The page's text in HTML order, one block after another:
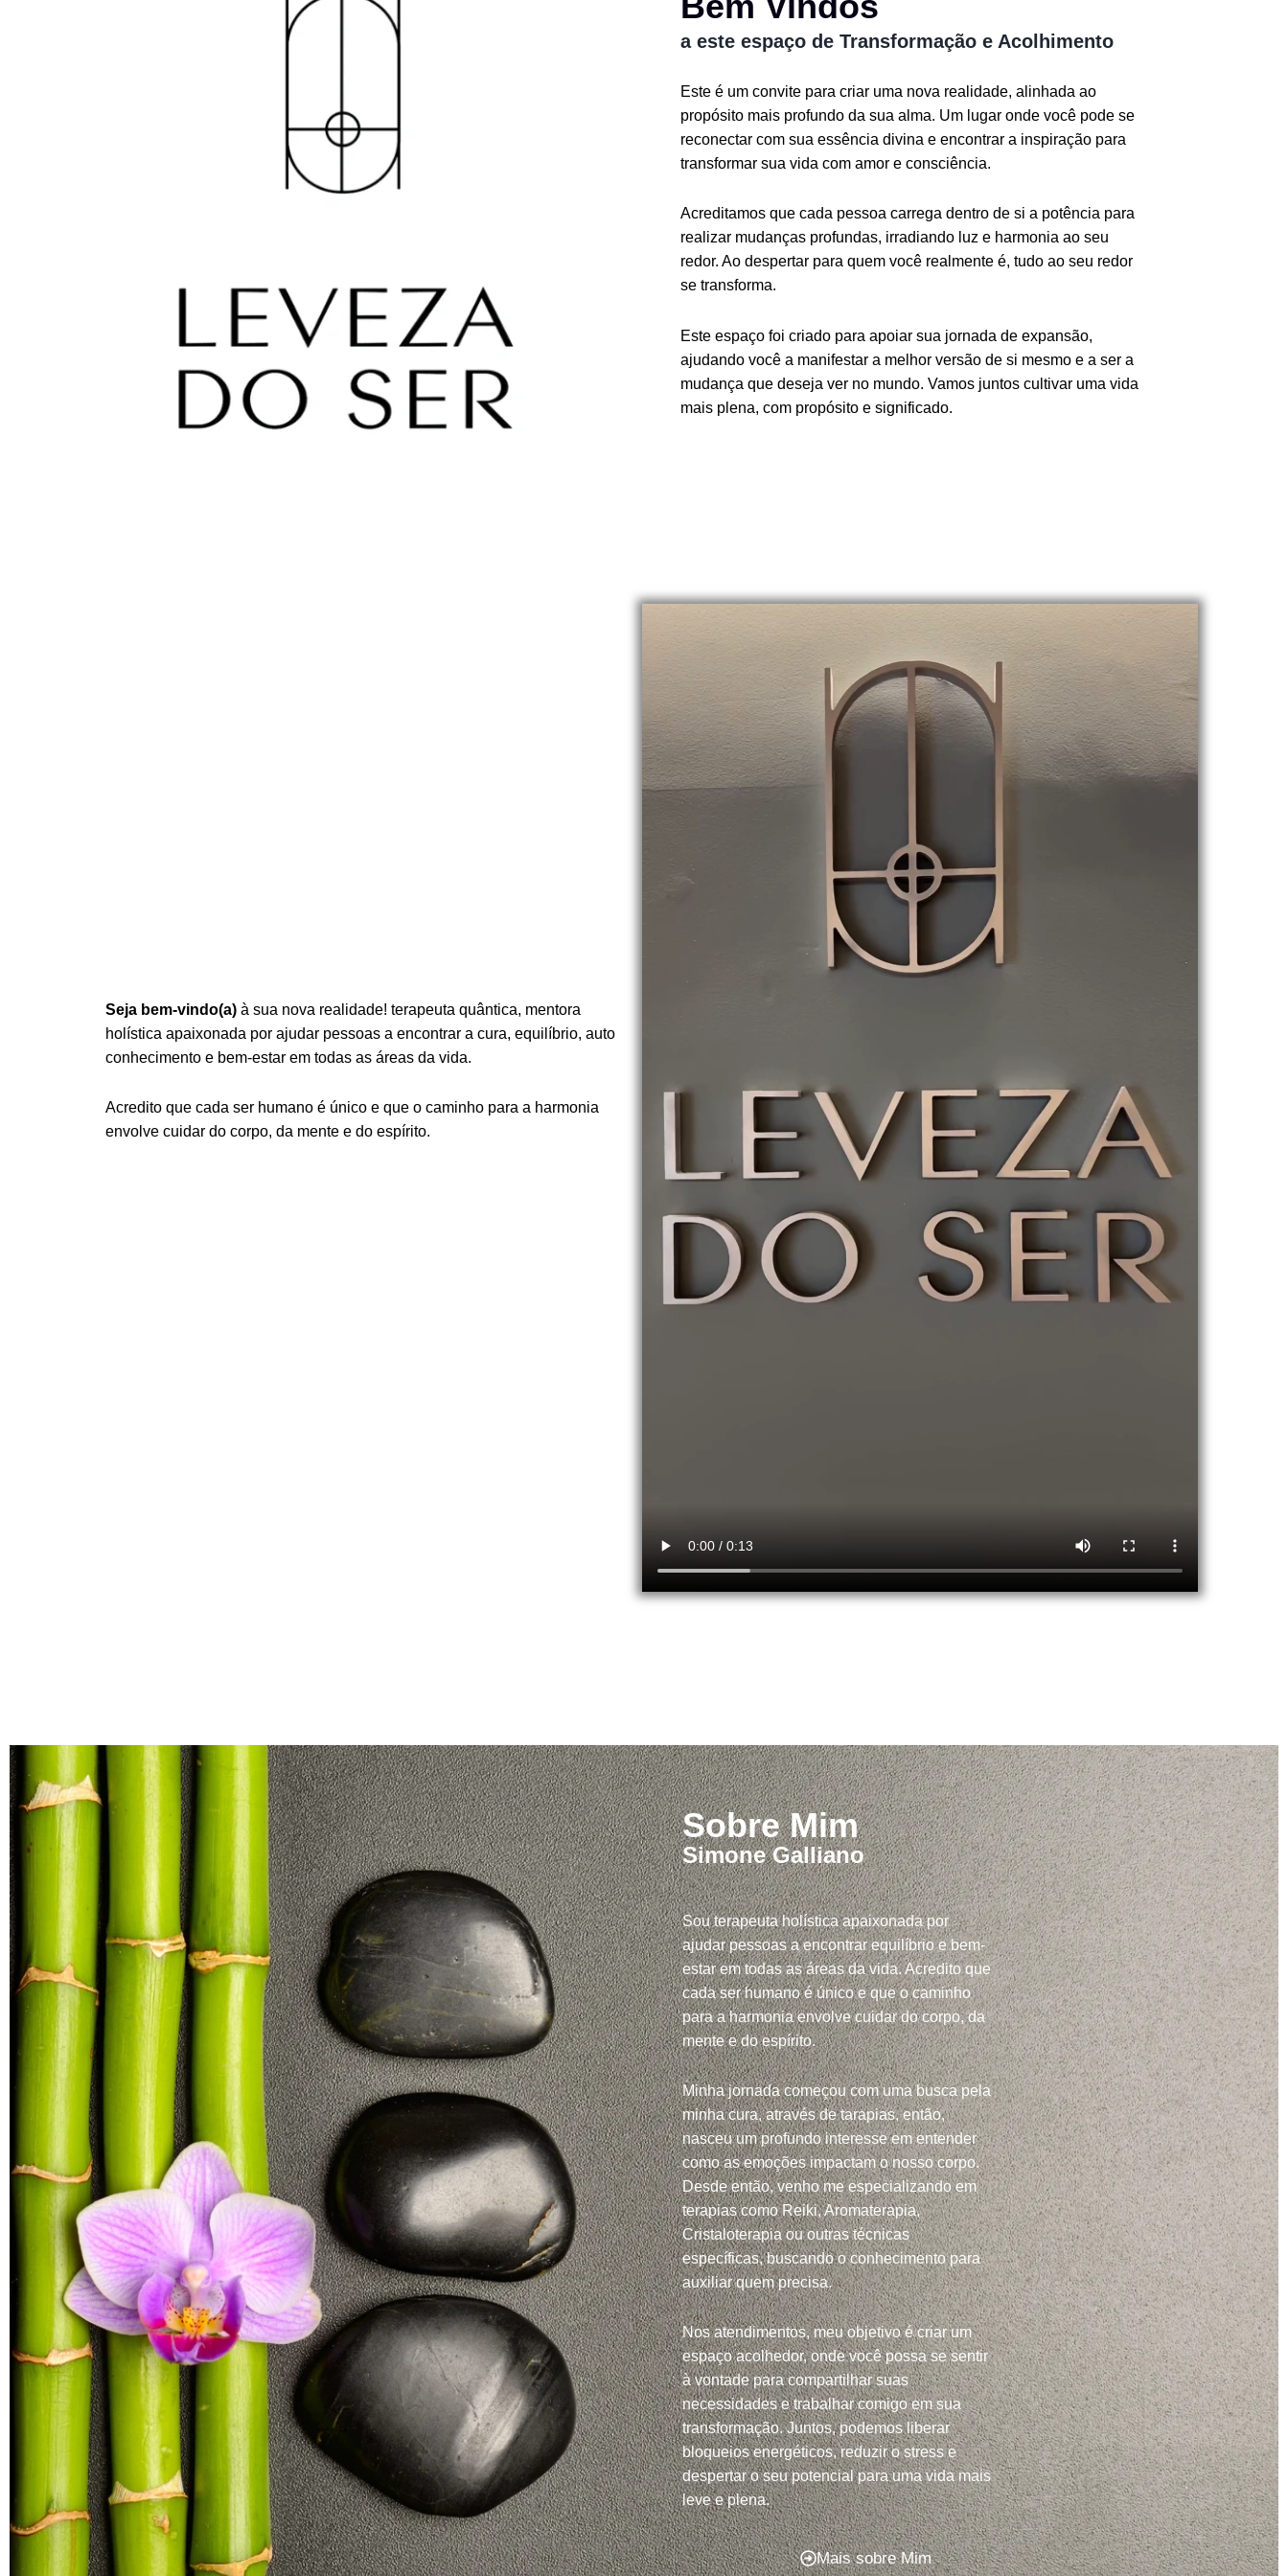
a este espaço de Transformação e Acolhimento
Este é um convite para criar uma nova realidade, alinhada ao
propósito mais profundo da sua alma. Um lugar onde você pode se
reconectar com sua essência divina e encontrar a inspiração para
transformar sua vida com amor e consciência.
Acreditamos que cada pessoa carrega dentro de si a potência para
realizar mudanças profundas, irradiando luz e harmonia ao seu
redor. Ao despertar para quem você realmente é, tudo ao seu redor
se transforma.
Este espaço foi criado para apoiar sua jornada de expansão,
ajudando você a manifestar a melhor versão de si mesmo e a ser a
mudança que deseja ver no mundo. Vamos juntos cultivar uma vida
mais plena, com propósito e significado.
Seja bem-vindo(a) à sua nova realidade! terapeuta quântica, mentora
holística apaixonada por ajudar pessoas a encontrar a cura, equilíbrio, auto
conhecimento e bem-estar em todas as áreas da vida.
Acredito que cada ser humano é único e que o caminho para a harmonia
envolve cuidar do corpo, da mente e do espírito.
Sobre Mim
Simone Galliano
Sou terapeuta holística apaixonada por
ajudar pessoas a encontrar equilíbrio e bem-
estar em todas as áreas da vida. Acredito que
cada ser humano é único e que o caminho
para a harmonia envolve cuidar do corpo, da
mente e do espírito.
Minha jornada começou com uma busca pela
minha cura, através de tarapias, então,
nasceu um profundo interesse em entender
como as emoções impactam o nosso corpo.
Desde então, venho me especializando em
terapias como Reiki, Aromaterapia,
Cristaloterapia ou outras técnicas
específicas, buscando o conhecimento para
auxiliar quem precisa.
Nos atendimentos, meu objetivo é criar um
espaço acolhedor, onde você possa se sentir
à vontade para compartilhar suas
necessidades e trabalhar comigo em sua
transformação. Juntos, podemos liberar
bloqueios energéticos, reduzir o stress e
despertar o seu potencial para uma vida mais
leve e plena.
Mais sobre Mim